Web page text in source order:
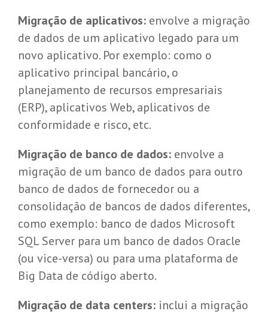
Migração de aplicativos:envolve a migração
de dados de um aplicativo legado para um
novo aplicativo. Por exemplo: como o
aplicativo principal bancário, o
planejamento de recursos empresariais
(ERP), aplicativos Web, aplicativos de
conformidade e risco, etc.
Migração de banco de dados:envolve a
migração de um banco de dados para outro
banco de dados de fornecedor ou a
consolidação de bancos de dados diferentes,
como exemplo: banco de dados Microsoft
SQL Server para um banco de dados Oracle
(ou vice-versa) ou para uma plataforma de
Big Data de código aberto.
Migração de data centers:inclui a migração